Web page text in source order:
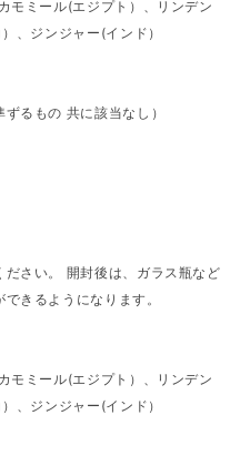
モミール(エジプト）、リンデン
、ジンジャー(インド）
るもの 共に該当なし）
さい。 開封後は、ガラス瓶など
きるようになります。
モミール(エジプト）、リンデン
、ジンジャー(インド）